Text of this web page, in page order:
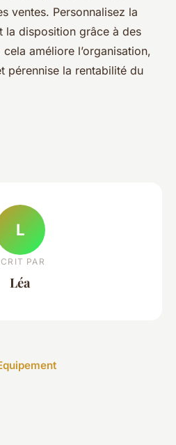
ventes. Personnalisez la
la disposition grâce à des
améliore l’organisation,
pérennise la rentabilité du
L
PAR
Léa